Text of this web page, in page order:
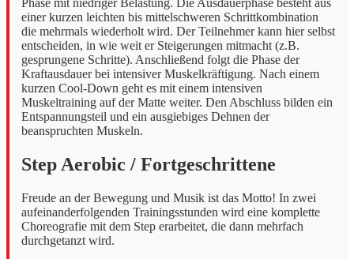
Phase mit niedriger Belastung. Die Ausdauerphase besteht aus
einer kurzen leichten bis mittelschweren Schrittkombination
die mehrmals wiederholt wird. Der Teilnehmer kann hier selbst
entscheiden, in wie weit er Steigerungen mitmacht (z.B.
gesprungene Schritte). Anschließend folgt die Phase der
Kraftausdauer bei intensiver Muskelkräftigung. Nach einem
kurzen Cool-Down geht es mit einem intensiven
Muskeltraining auf der Matte weiter. Den Abschluss bilden ein
Entspannungsteil und ein ausgiebiges Dehnen der
beanspruchten Muskeln.
Step Aerobic / Fortgeschrittene
Freude an der Bewegung und Musik ist das Motto! In zwei
aufeinanderfolgenden Trainingsstunden wird eine komplette
Choreografie mit dem Step erarbeitet, die dann mehrfach
durchgetanzt wird.